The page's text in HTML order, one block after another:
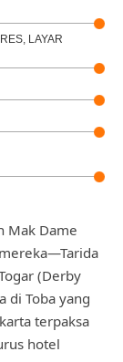
LAYAR
Mak Dame
(Derby
di Toba yang
terpaksa
hotel